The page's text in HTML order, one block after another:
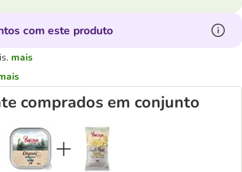
com este produto
mais
comprados em conjunto